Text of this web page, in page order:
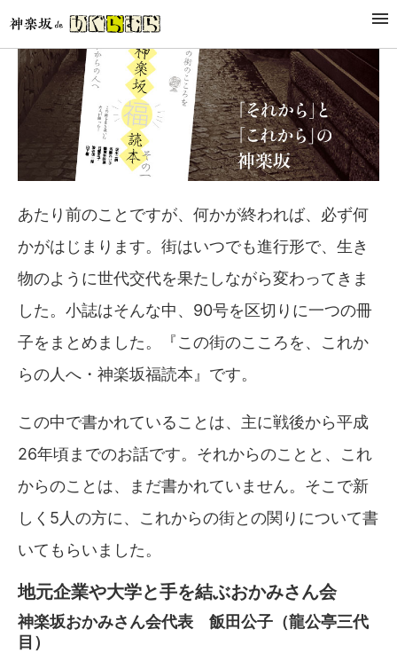
あたり前のことですが、何かが終われば、必ず何
かがはじまります。街はいつでも進行形で、生き
物のように世代交代を果たしながら変わってきま
した。小誌はそんな中、90号を区切りに一つの冊
子をまとめました。『この街のこころを、これか
らの人へ・神楽坂福読本』です。
この中で書かれていることは、主に戦後から平成
26年頃までのお話です。それからのことと、これ
からのことは、まだ書かれていません。そこで新
しく5人の方に、これからの街との関りについて書
いてもらいました。
地元企業や大学と手を結ぶおかみさん会
神楽坂おかみさん会代表 飯田公子（龍公亭三代
目）